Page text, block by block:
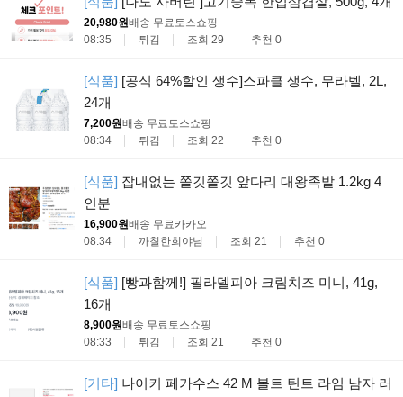
20,980원배송 무료토스쇼핑
08:35
튀김 조회 29 추천 0
[식품] [공식 64%할인 생수]스파클 생수, 무라벨, 2L,
24개
7,200원배송 무료토스쇼핑
08:34
튀김 조회 22 추천 0
[식품] 잡내없는 쫄깃쫄깃 앞다리 대왕족발 1.2kg 4
인분
16,900원배송 무료카카오
08:34
까칠한희야님 조회 21 추천 0
[식품] [빵과함께!] 필라델피아 크림치즈 미니, 41g,
16개
8,900원배송 무료토스쇼핑
08:33
튀김 조회 21 추천 0
[기타] 나이키 페가수스 42 M 볼트 틴트 라임 남자 러